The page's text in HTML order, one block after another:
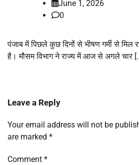
June 1, 2026
0
पंजाब में पिछले कुछ दिनों से भीषण गर्मी से मिल
है। मौसम विभाग ने राज्य में आज से अगले चार
Leave a Reply
Your email address will not be
are marked *
Comment *